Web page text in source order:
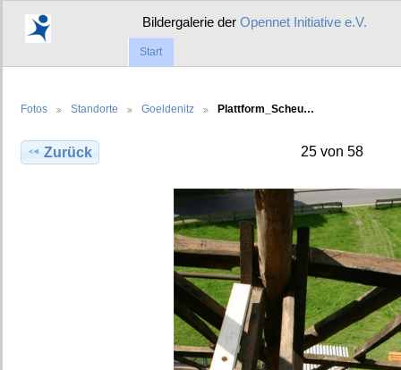
Bildergalerie derOpennet Initiative e.V.
Start
Fotos Standorte Goeldenitz Plattform_Scheu…
Zurück 25 von 58